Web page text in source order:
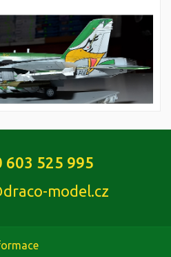
603 525 995
model.cz